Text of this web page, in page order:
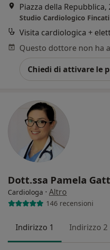
Piazza della Repubblica,
Studio Cardiologico Fincati
Chiedi di attivare le
Dott.ssa Pamela
Cardiologa · Altro
146 recensioni
Indirizzo 1 Indirizzo 2